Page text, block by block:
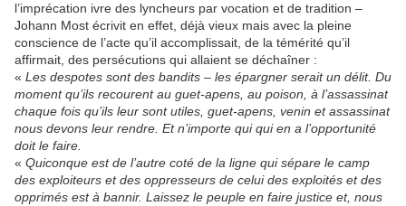
l’imprécation ivre des lyncheurs par vocation et de tradition –
Johann Most écrivit en effet, déjà vieux mais avec la pleine
conscience de l’acte qu’il accomplissait, de la témérité qu’il
affirmait, des persécutions qui allaient se déchaîner :
« Les despotes sont des bandits – les épargner serait un délit. Du
moment qu’ils recourent au guet-apens, au poison, à l’assassinat
chaque fois qu’ils leur sont utiles, guet-apens, venin et assassinat
nous devons leur rendre. Et n’importe qui qui en a l’opportunité
doit le faire.
« Quiconque est de l’autre coté de la ligne qui sépare le camp
des exploiteurs et des oppresseurs de celui des exploités et des
opprimés est à bannir. Laissez le peuple en faire justice et, nous